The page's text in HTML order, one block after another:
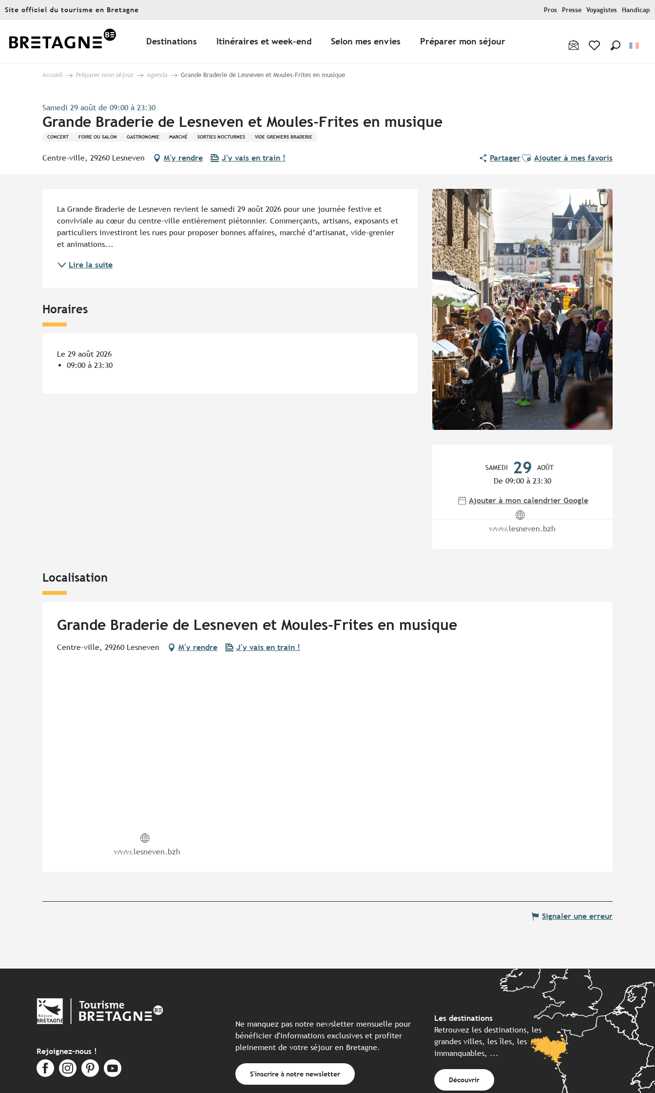
Aller
principal
Site officiel du tourisme en Bretagne Pros Presse Voyagistes Handicap
Destinations Itinéraires et week-end Selon mes envies Préparer mon séjour
Accueil Préparer mon séjour Agenda Grande Braderie de Lesneven et Moules-Frites en musique
Samedi 29 août de 09:00 à 23:30
Grande Braderie de Lesneven et Moules-Frites en musique
CONCERT FOIRE OU SALON GASTRONOMIE MARCHÉ SORTIES NOCTURNES VIDE GRENIERS BRADERIE
Centre-ville, 29260 Lesneven M'y rendre J'y vais en train ! PartagerAjouter aux favoris
Ajouter à mes favoris
SAMEDI 29 AOÛT
De 09:00 à 23:30
Ajouter à mon calendrier Google
www.lesneven.bzh
La Grande Braderie de Lesneven revient le samedi 29 août 2026 pour une journée festive et
conviviale au cœur du centre-ville entièrement piétonnier. Commerçants, artisans, exposants et
particuliers investiront les rues pour proposer bonnes affaires, marché d’artisanat, vide-grenier
et animations...
Lire la suite
Horaires
Le 29 août 2026
09:00 à 23:30
Localisation
Grande Braderie de Lesneven et Moules-Frites en musique
Centre-ville, 29260 Lesneven M'y rendre J'y vais en train !
www.lesneven.bzh
Signaler une erreur
Rejoignez-nous !
Ne manquez pas notre newsletter mensuelle pour
bénéficier d'informations exclusives et profiter
pleinement de votre séjour en Bretagne.
S'inscrire à notre newsletter
Les destinations
Retrouvez les destinations, les
grandes villes, les îles, les
immanquables, ...
Découvrir